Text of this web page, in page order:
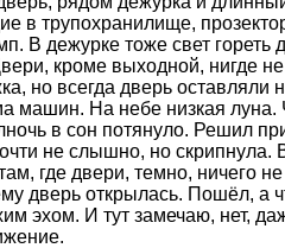
в трупохранилище,
В дежурке тоже свет
кроме выходной, нигде
но всегда дверь оставляли
машин. На небе низкая луна.
в сон потянуло. Решил
не слышно, но скрипнула.
где двери, темно, ничего
дверь открылась. Пошёл, а
эхом. И тут замечаю, нет,